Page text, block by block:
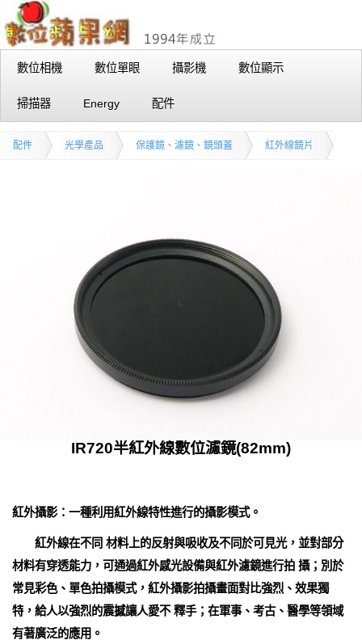
數位相機 數位單眼 攝影機 數位顯示
掃描器 Energy 配件
配件 光學產品 保護鏡、濾鏡、鏡頭蓋 紅外線鏡片
IR720半紅外線數位濾鏡(82mm)
紅外攝影：一種利用紅外線特性進行的攝影模式。
紅外線在不同 材料上的反射與吸收及不同於可見光，並對部分
材料有穿透能力，可通過紅外感光設備與紅外濾鏡進行拍 攝；別於
常見彩色、單色拍攝模式，紅外攝影拍攝畫面對比強烈、效果獨
特，給人以強烈的震撼讓人愛不 釋手；在軍事、考古、醫學等領域
有著廣泛的應用。